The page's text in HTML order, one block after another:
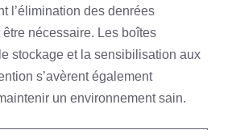
l’élimination des denrées
nécessaire. Les boîtes
stockage et la sensibilisation aux
s’avèrent également
un environnement sain.